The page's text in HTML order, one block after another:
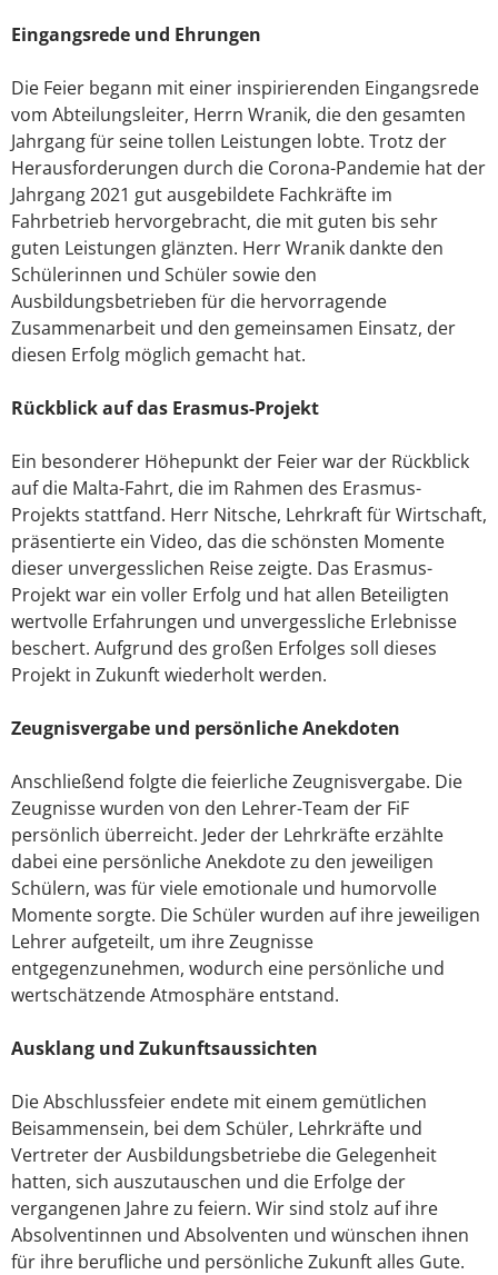
Eingangsrede und Ehrungen
Die Feier begann mit einer inspirierenden Eingangsrede
vom Abteilungsleiter, Herrn Wranik, die den gesamten
Jahrgang für seine tollen Leistungen lobte. Trotz der
Herausforderungen durch die Corona-Pandemie hat der
Jahrgang 2021 gut ausgebildete Fachkräfte im
Fahrbetrieb hervorgebracht, die mit guten bis sehr
guten Leistungen glänzten. Herr Wranik dankte den
Schülerinnen und Schüler sowie den
Ausbildungsbetrieben für die hervorragende
Zusammenarbeit und den gemeinsamen Einsatz, der
diesen Erfolg möglich gemacht hat.
Rückblick auf das Erasmus-Projekt
Ein besonderer Höhepunkt der Feier war der Rückblick
auf die Malta-Fahrt, die im Rahmen des Erasmus-
Projekts stattfand. Herr Nitsche, Lehrkraft für Wirtschaft,
präsentierte ein Video, das die schönsten Momente
dieser unvergesslichen Reise zeigte. Das Erasmus-
Projekt war ein voller Erfolg und hat allen Beteiligten
wertvolle Erfahrungen und unvergessliche Erlebnisse
beschert. Aufgrund des großen Erfolges soll dieses
Projekt in Zukunft wiederholt werden.
Zeugnisvergabe und persönliche Anekdoten
Anschließend folgte die feierliche Zeugnisvergabe. Die
Zeugnisse wurden von den Lehrer-Team der FiF
persönlich überreicht. Jeder der Lehrkräfte erzählte
dabei eine persönliche Anekdote zu den jeweiligen
Schülern, was für viele emotionale und humorvolle
Momente sorgte. Die Schüler wurden auf ihre jeweiligen
Lehrer aufgeteilt, um ihre Zeugnisse
entgegenzunehmen, wodurch eine persönliche und
wertschätzende Atmosphäre entstand.
Ausklang und Zukunftsaussichten
Die Abschlussfeier endete mit einem gemütlichen
Beisammensein, bei dem Schüler, Lehrkräfte und
Vertreter der Ausbildungsbetriebe die Gelegenheit
hatten, sich auszutauschen und die Erfolge der
vergangenen Jahre zu feiern. Wir sind stolz auf ihre
Absolventinnen und Absolventen und wünschen ihnen
für ihre berufliche und persönliche Zukunft alles Gute.